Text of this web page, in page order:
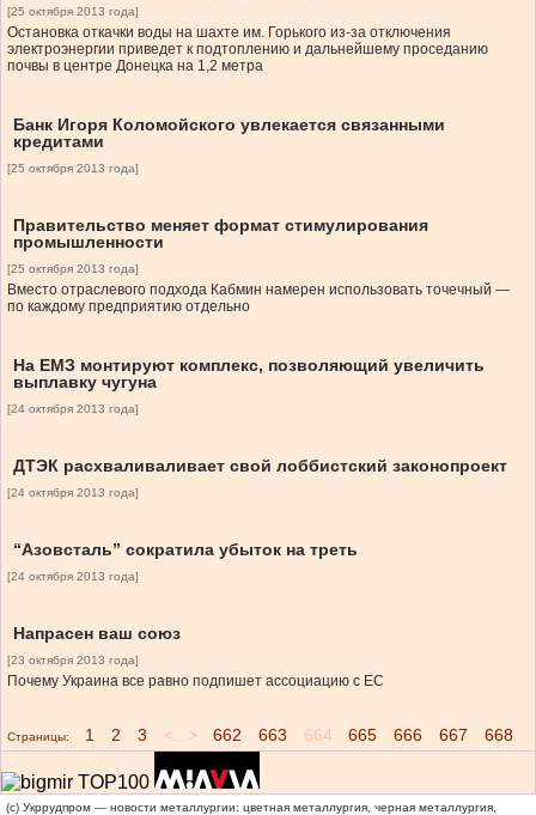
[25 октября 2013 года]
Остановка откачки воды на шахте им. Горького из-за отключения
электроэнергии приведет к подтоплению и дальнейшему проседанию
почвы в центре Донецка на 1,2 метра
Банк Игоря Коломойского увлекается связанными
кредитами
[25 октября 2013 года]
Правительство меняет формат стимулирования
промышленности
[25 октября 2013 года]
Вместо отраслевого подхода Кабмин намерен использовать точечный —
по каждому предприятию отдельно
На ЕМЗ монтируют комплекс, позволяющий увеличить
выплавку чугуна
[24 октября 2013 года]
ДТЭК расхваливаливает свой лоббистский законопроект
[24 октября 2013 года]
“Азовсталь” сократила убыток на треть
[24 октября 2013 года]
Напрасен ваш союз
[23 октября 2013 года]
Почему Украина все равно подпишет ассоциацию с ЕС
Страницы: 1 2 3 <...> 662 663 664 665 666 667 668
(c) Укррудпром — новости металлургии: цветная металлургия, черная металлургия,